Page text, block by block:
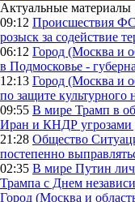
Актуальные материалы
09:12 Происшествия
розыск за содействие
06:12 Город (Москва и
в Подмосковье -
12:13 Город (Москва и
по защите культурного
09:55 В мире Трамп в
Иран и КНДР
21:28 Общество
постепенно
02:35 В мире Путин
Трампа с Днем
Город (Москва и